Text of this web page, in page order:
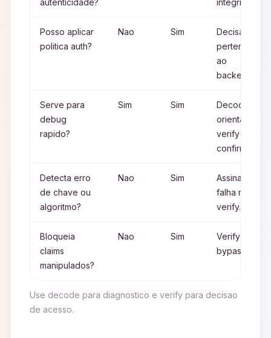
autenticidade?
integridade.
Posso aplicar
politica auth?
Nao Sim
Decisao
pertence
ao
backend.
Serve para
debug
rapido?
Sim Sim
Decode
orienta,
verify
confirma.
Detecta erro
de chave ou
algoritmo?
Nao Sim
Assinatura
falha no
verify.
Bloqueia
claims
manipulados?
Nao Sim
Verify evita
bypass.
Use decode para diagnostico e verify para decisao
de acesso.